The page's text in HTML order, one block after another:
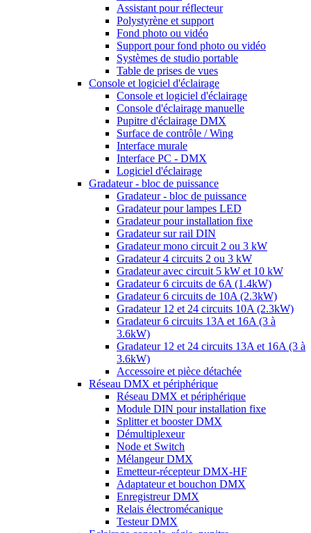
Assistant pour réflecteur
Polystyrène et support
Fond photo ou vidéo
Support pour fond photo ou vidéo
Systèmes de studio portable
Table de prises de vues
Console et logiciel d'éclairage
Console et logiciel d'éclairage
Console d'éclairage manuelle
Pupitre d'éclairage DMX
Surface de contrôle / Wing
Interface murale
Interface PC - DMX
Logiciel d'éclairage
Gradateur - bloc de puissance
Gradateur - bloc de puissance
Gradateur pour lampes LED
Gradateur pour installation fixe
Gradateur sur rail DIN
Gradateur mono circuit 2 ou 3 kW
Gradateur 4 circuits 2 ou 3 kW
Gradateur avec circuit 5 kW et 10 kW
Gradateur 6 circuits de 6A (1.4kW)
Gradateur 6 circuits de 10A (2.3kW)
Gradateur 12 et 24 circuits 10A (2.3kW)
Gradateur 6 circuits 13A et 16A (3 à
3.6kW)
Gradateur 12 et 24 circuits 13A et 16A (3 à
3.6kW)
Accessoire et pièce détachée
Réseau DMX et périphérique
Réseau DMX et périphérique
Module DIN pour installation fixe
Splitter et booster DMX
Démultiplexeur
Node et Switch
Mélangeur DMX
Emetteur-récepteur DMX-HF
Adaptateur et bouchon DMX
Enregistreur DMX
Relais électromécanique
Testeur DMX